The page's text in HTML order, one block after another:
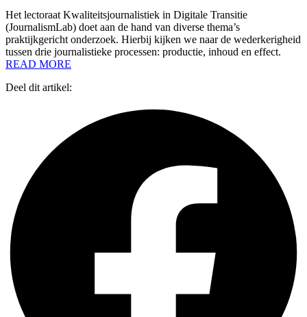
Het lectoraat Kwaliteitsjournalistiek in Digitale Transitie
(JournalismLab) doet aan de hand van diverse thema’s
praktijkgericht onderzoek. Hierbij kijken we naar de wederkerigheid
tussen drie journalistieke processen: productie, inhoud en effect.
READ MORE
Deel dit artikel: